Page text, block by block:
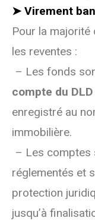
➤ Virement
Pour la
les reventes :
– Les fonds
compte du DLD
enregistré au
immobilière.
– Les comptes
réglementés et
protection
jusqu’à